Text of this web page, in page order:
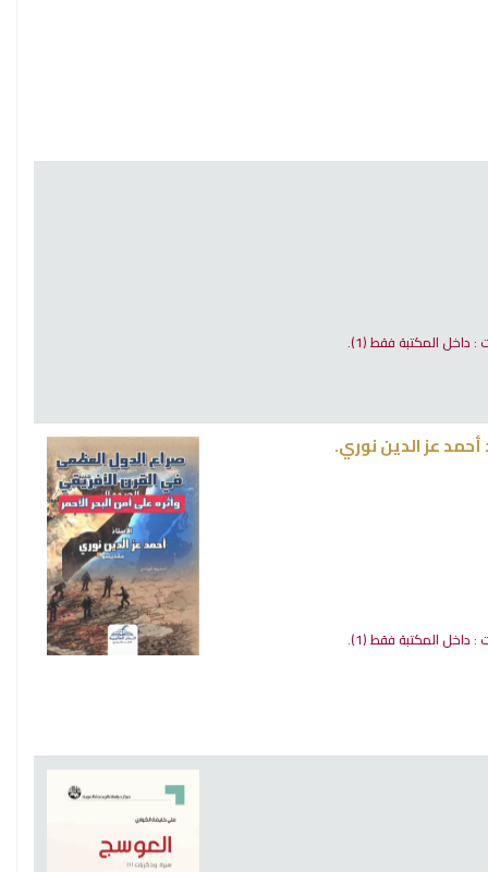
: داخل المكتبة فقط(1).
أحمد عز الدين نوري.
: داخل المكتبة فقط(1).